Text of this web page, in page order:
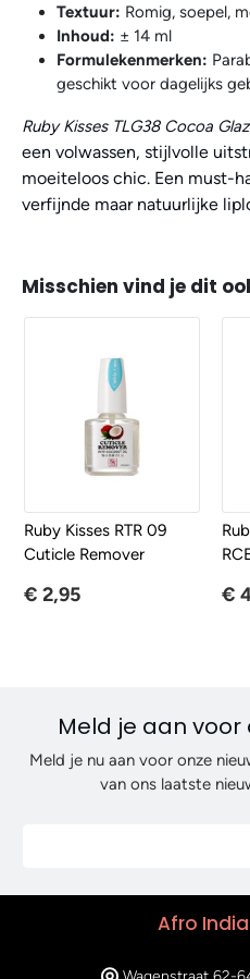
Textuur: Romig, soepel,
Inhoud: ± 14 ml
Formulekenmerken:
geschikt voor dagelijks
Ruby Kisses TLG38 Cocoa
een volwassen, stijlvolle
moeiteloos chic. Een must-
verfijnde maar natuurlijke
Misschien vind je dit
Ruby Kisses RTR 09
Cuticle Remover
€ 2,95 €
Meld je aan voor
Meld je nu aan voor onze
van ons laatste
Afro